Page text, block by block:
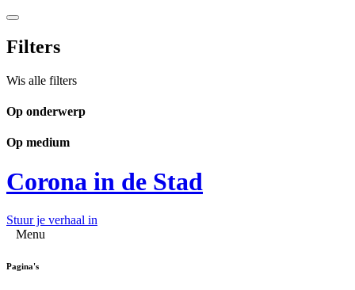
Filters
Wis alle filters
Op onderwerp
Op medium
Corona in de Stad
Stuur je verhaal in
Menu
Pagina's